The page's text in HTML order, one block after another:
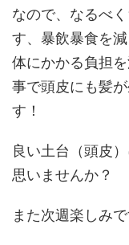
なので、なるべ
す、暴飲暴食を
体にかかる負担
事で頭皮にも髪
す！
良い土台（頭皮
思いませんか？
また次週楽しみで